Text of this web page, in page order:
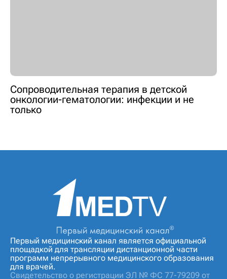
Сопроводительная терапия в детской
онкологии-гематологии: инфекции и не
только
Первый медицинский канал является официальной
площадкой для трансляции дистанционной части
программ непрерывного медицинского образования
для врачей.
Свидетельство о регистрации ЭЛ № ФС 77-79209 от